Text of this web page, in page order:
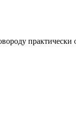
практически